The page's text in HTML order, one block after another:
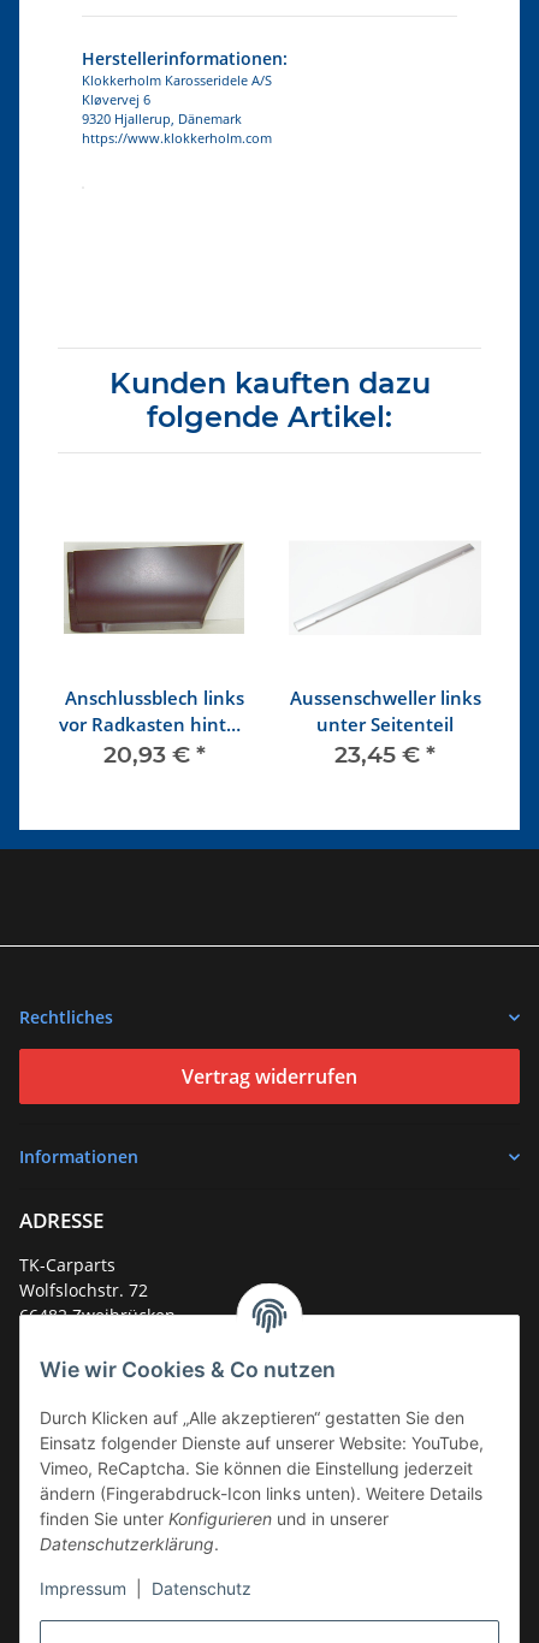
Wie wir Cookies & Co nutzen
Durch Klicken auf „Alle akzeptieren“ gestatten Sie den
Einsatz folgender Dienste auf unserer Website: YouTube,
Vimeo, ReCaptcha. Sie können die Einstellung jederzeit
ändern (Fingerabdruck-Icon links unten). Weitere Details
finden Sie unter Konfigurieren und in unserer
Datenschutzerklärung.
Impressum Datenschutz
Herstellerinformationen:
Klokkerholm Karosseridele A/S
Kløvervej 6
9320 Hjallerup, Dänemark
https://www.klokkerholm.com
Kunden kauften dazu
folgende Artikel:
Anschlussblech links
vor Radkasten hinten
8/71-7/79
20,93 € *
Aussenschweller links
unter Seitenteil
23,45 € *
Rechtliches
Vertrag widerrufen
Informationen
ADRESSE
TK-Carparts
Wolfslochstr. 72
66482 Zweibrücken
Service-Hotline +49 (0)6332 - 48 58 48
E-Mail:mail@tk-carparts.de
Montag-Donnerstag von 13 bis 16 Uhr